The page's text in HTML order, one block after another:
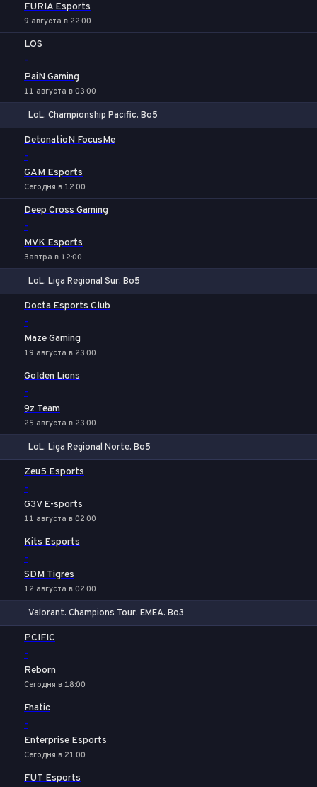
FURIA Esports
9 августа в 22:00
LOS
-
PaiN Gaming
11 августа в 03:00
LoL. Championship Pacific. Bo5
DetonatioN FocusMe
-
GAM Esports
Сегодня в 12:00
Deep Cross Gaming
-
MVK Esports
Завтра в 12:00
LoL. Liga Regional Sur. Bo5
Docta Esports Club
-
Maze Gaming
19 августа в 23:00
Golden Lions
-
9z Team
25 августа в 23:00
LoL. Liga Regional Norte. Bo5
Zeu5 Esports
-
G3V E-sports
11 августа в 02:00
Kits Esports
-
SDM Tigres
12 августа в 02:00
Valorant. Champions Tour. EMEA. Bo3
PCIFIC
-
Reborn
Сегодня в 18:00
Fnatic
-
Enterprise Esports
Сегодня в 21:00
FUT Esports